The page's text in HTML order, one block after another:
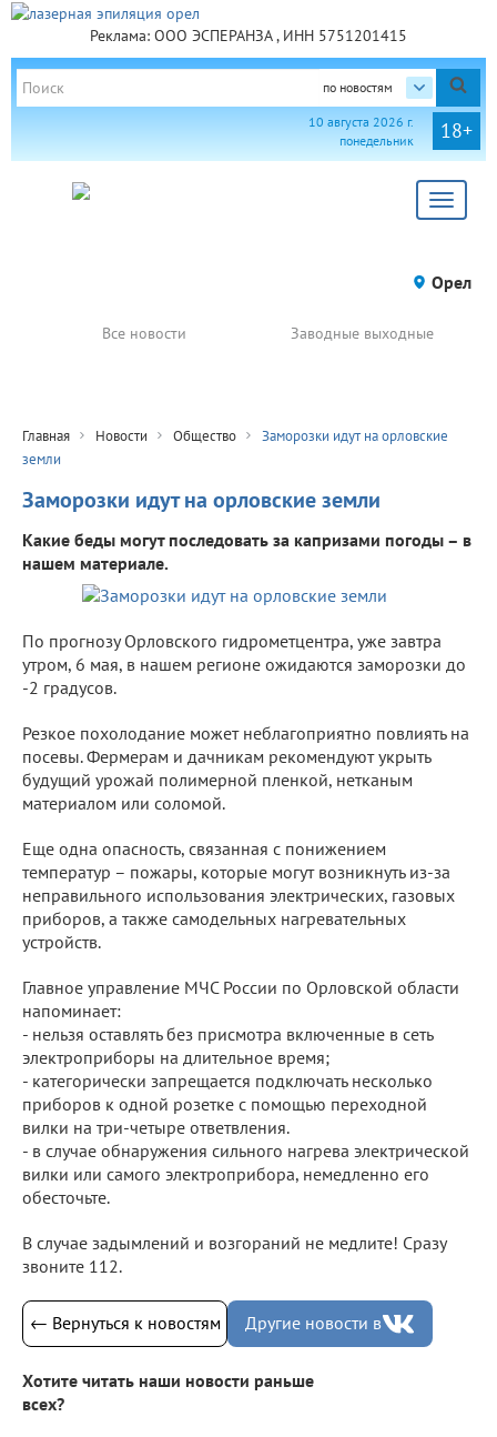
Реклама: ООО ЭСПЕРАНЗА , ИНН 5751201415
по новостям
18+
10 августа 2026 г.
понедельник
Toggle
Орел
Все новости Заводные выходные
Главная Новости Общество
Заморозки идут на орловские
земли
Заморозки идут на орловские земли
Какие беды могут последовать за капризами погоды – в
нашем материале.
По прогнозу Орловского гидрометцентра, уже завтра
утром, 6 мая, в нашем регионе ожидаются заморозки до
-2 градусов.
Резкое похолодание может неблагоприятно повлиять на
посевы. Фермерам и дачникам рекомендуют укрыть
будущий урожай полимерной пленкой, нетканым
материалом или соломой.
Еще одна опасность, связанная с понижением
температур – пожары, которые могут возникнуть из-за
неправильного использования электрических, газовых
приборов, а также самодельных нагревательных
устройств.
Главное управление МЧС России по Орловской области
напоминает:
- нельзя оставлять без присмотра включенные в сеть
электроприборы на длительное время;
- категорически запрещается подключать несколько
приборов к одной розетке с помощью переходной
вилки на три-четыре ответвления.
- в случае обнаружения сильного нагрева электрической
вилки или самого электроприбора, немедленно его
обесточьте.
В случае задымлений и возгораний не медлите! Сразу
звоните 112.
← Вернуться к новостям Другие новости в
Хотите читать наши новости раньше
всех?